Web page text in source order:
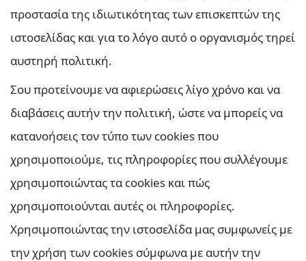
προστασία της ιδιωτικότητας των επισκεπτών της
ιστοσελίδας και για το λόγο αυτό ο οργανισμός τηρεί
αυστηρή πολιτική.
Σου προτείνουμε να αφιερώσεις λίγο χρόνο και να
διαβάσεις αυτήν την πολιτική, ώστε να μπορείς να
κατανοήσεις τον τύπο των cookies που
χρησιμοποιούμε, τις πληροφορίες που συλλέγουμε
χρησιμοποιώντας τα cookies και πώς
χρησιμοποιούνται αυτές οι πληροφορίες.
Χρησιμοποιώντας την ιστοσελίδα μας συμφωνείς με
την χρήση των cookies σύμφωνα με αυτήν την